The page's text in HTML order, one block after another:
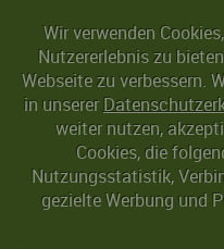
Wir verwenden
Nutzererlebnis zu
Webseite zu verbessern.
in unserer
weiter nutzen,
Cookies, die
Nutzungsstatistik,
gezielte Werbung und